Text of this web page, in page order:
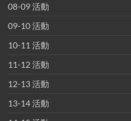
08-09 活動
09-10 活動
10-11 活動
11-12 活動
12-13 活動
13-14 活動